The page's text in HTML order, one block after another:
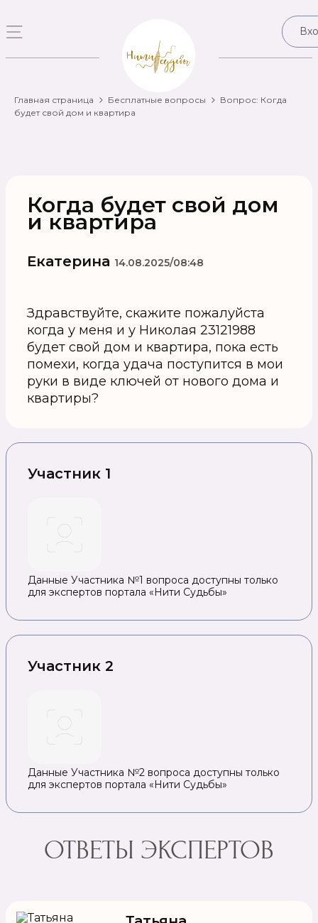
Главная страница Бесплатные вопросы
Вопрос: Когда
будет свой дом и квартира
Когда будет свой дом
и квартира
Екатерина 14.08.2025/08:48
Здравствуйте, скажите пожалуйста
когда у меня и у Николая 23121988
будет свой дом и квартира, пока есть
помехи, когда удача поступится в мои
руки в виде ключей от нового дома и
квартиры?
Участник 1
Данные Участника №1 вопроса доступны только
для экспертов портала «Нити Судьбы»
Участник 2
Данные Участника №2 вопроса доступны только
для экспертов портала «Нити Судьбы»
ОТВЕТЫ ЭКСПЕРТОВ